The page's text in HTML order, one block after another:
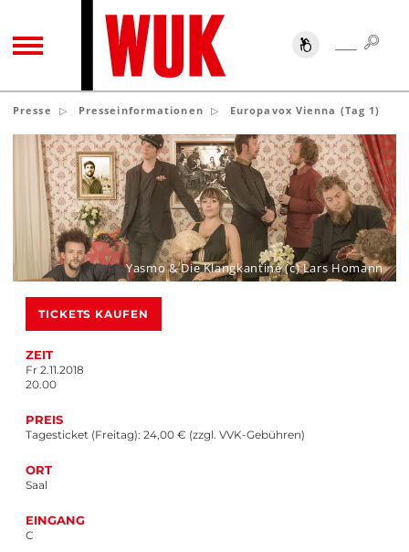
TOGGLE NAVIGATION SUCHE
Presse Presseinformationen Europavox Vienna (Tag 1)
TICKETS KAUFEN
ZEIT
Fr 2.11.2018
20.00
PREIS
Tagesticket (Freitag): 24,00 € (zzgl. VVK-Gebühren)
ORT
Saal
EINGANG
C
Yasmo & Die Klangkantine (c) Lars Homann